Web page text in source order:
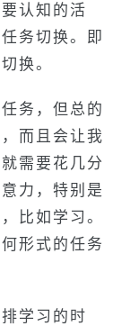
认知的活
务切换。即
换。
务，但总的
而且会让我
需要花几分
力，特别是
比如学习。
形式的任务
学习的时